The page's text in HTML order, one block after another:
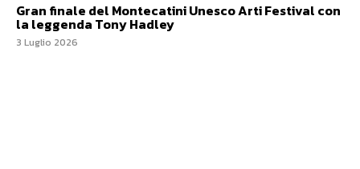
Gran finale del Montecatini Unesco Arti Festival con
la leggenda Tony Hadley
3 Luglio 2026